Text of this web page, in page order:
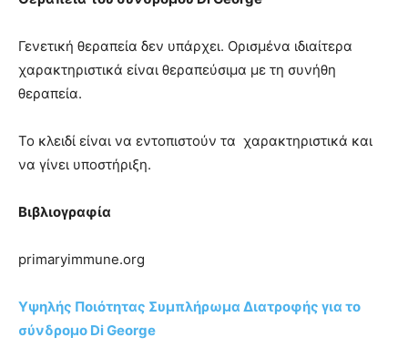
Γενετική θεραπεία δεν υπάρχει. Ορισμένα ιδιαίτερα
χαρακτηριστικά είναι θεραπεύσιμα με τη συνήθη
θεραπεία.
Το κλειδί είναι να εντοπιστούν τα χαρακτηριστικά και
να γίνει υποστήριξη.
Βιβλιογραφία
primaryimmune.org
Υψηλής Ποιότητας Συμπλήρωμα Διατροφής για το
σύνδρομο Di George